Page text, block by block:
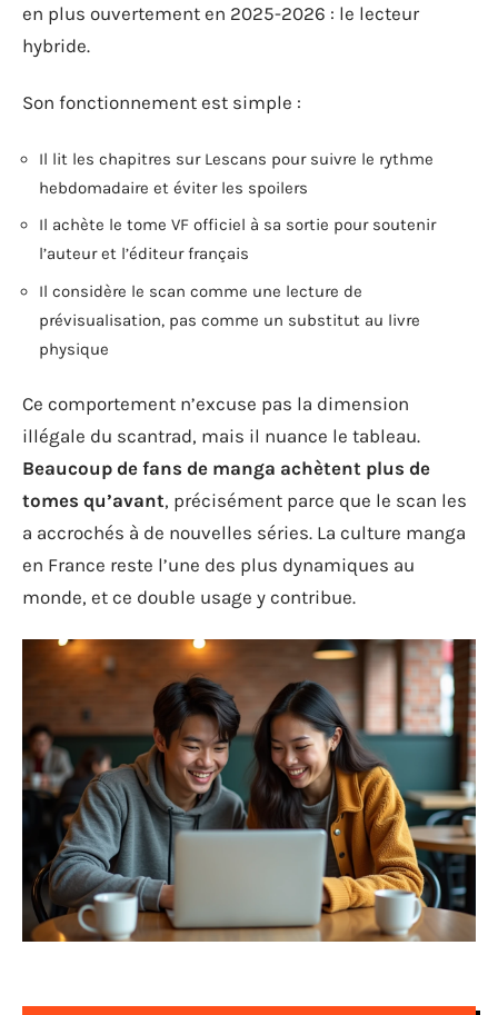
en plus ouvertement en 2025-2026 : le lecteur
hybride.
Son fonctionnement est simple :
Il lit les chapitres sur Lescans pour suivre le rythme
hebdomadaire et éviter les spoilers
Il achète le tome VF officiel à sa sortie pour soutenir
l’auteur et l’éditeur français
Il considère le scan comme une lecture de
prévisualisation, pas comme un substitut au livre
physique
Ce comportement n’excuse pas la dimension
illégale du scantrad, mais il nuance le tableau.
Beaucoup de fans de manga achètent plus de
tomes qu’avant, précisément parce que le scan les
a accrochés à de nouvelles séries. La culture manga
en France reste l’une des plus dynamiques au
monde, et ce double usage y contribue.